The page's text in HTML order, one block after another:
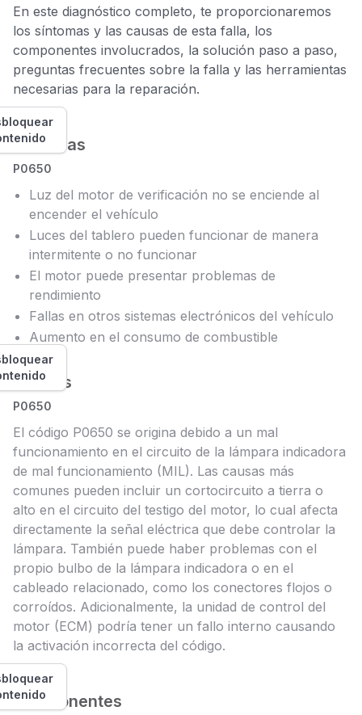
En este diagnóstico completo, te proporcionaremos
los síntomas y las causas de esta falla, los
componentes involucrados, la solución paso a paso,
preguntas frecuentes sobre la falla y las herramientas
necesarias para la reparación.
Síntomas
P0650
Luz del motor de verificación no se enciende al
encender el vehículo
Luces del tablero pueden funcionar de manera
intermitente o no funcionar
El motor puede presentar problemas de
rendimiento
Fallas en otros sistemas electrónicos del vehículo
Aumento en el consumo de combustible
Causas
P0650
El código P0650 se origina debido a un mal
funcionamiento en el circuito de la lámpara indicadora
de mal funcionamiento (MIL). Las causas más
comunes pueden incluir un cortocircuito a tierra o
alto en el circuito del testigo del motor, lo cual afecta
directamente la señal eléctrica que debe controlar la
lámpara. También puede haber problemas con el
propio bulbo de la lámpara indicadora o en el
cableado relacionado, como los conectores flojos o
corroídos. Adicionalmente, la unidad de control del
motor (ECM) podría tener un fallo interno causando
la activación incorrecta del código.
Componentes